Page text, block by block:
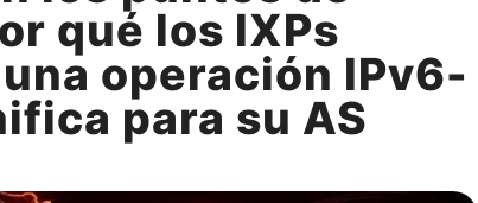
qué los IXPs
operación IPv6-
para su AS